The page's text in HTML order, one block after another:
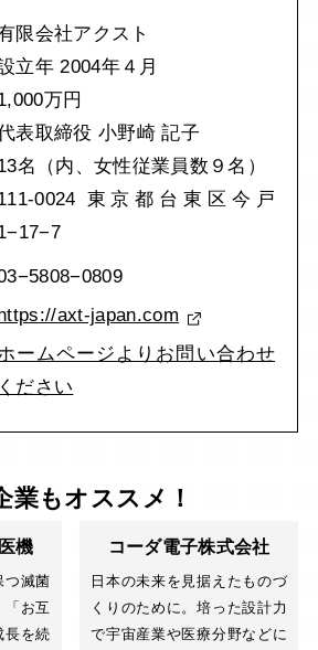
限会社アクスト
立年 2004年４月
万円
表取締役 小野崎 記子
名（内、女性従業員数９名）
0024 東京都台東区今戸
axt-japan.com
ームページよりお問い合わせ
ください
業もオススメ！
機
つ滅菌
「お互
長を続
コーダ電子株式会社
日本の未来を見据えたものづ
くりのために。培った設計力
で宇宙産業や医療分野などに